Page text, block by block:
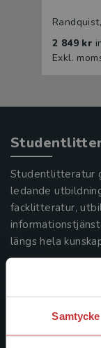
Samtycke
2 849 kr
Exkl.
Studentlitteratur
ledande
facklitteratur,
längs hela
Kontakta oss
046-31 20 00